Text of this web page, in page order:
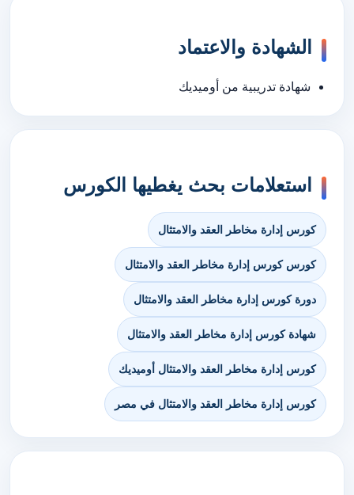
الشهادة والاعتماد
شهادة تدريبية من أوميديك
استعلامات بحث يغطيها الكورس
كورس إدارة مخاطر العقد والامتثال
كورس كورس إدارة مخاطر العقد والامتثال
دورة كورس إدارة مخاطر العقد والامتثال
شهادة كورس إدارة مخاطر العقد والامتثال
كورس إدارة مخاطر العقد والامتثال أوميديك
كورس إدارة مخاطر العقد والامتثال في مصر